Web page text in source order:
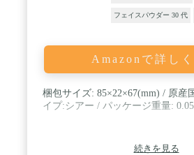
フェイスパウダー 30 代
Amazonで詳し
梱包サイズ: 85×22×67(mm) / 原産
イプ:シアー / パッケージ重量:
続きを見る